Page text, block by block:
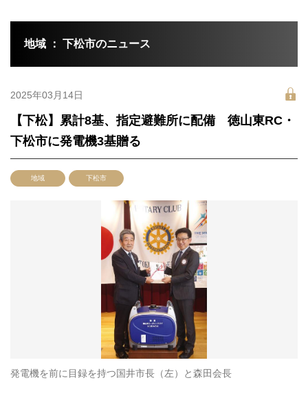
地域 ： 下松市のニュース
2025年03月14日
【下松】累計8基、指定避難所に配備 徳山東RC・
下松市に発電機3基贈る
地域 下松市
発電機を前に目録を持つ国井市長（左）と森田会長